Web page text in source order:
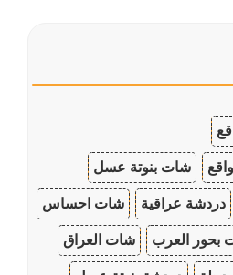
شات بنوتة عسل
دردشة عراقية شات احساس
بحور العرب شات العراق